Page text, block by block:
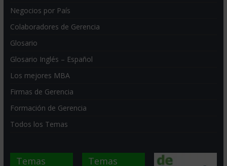
Negocios por País
Colaboradores de Gerencia
Glosario
Glosario Inglés – Español
Los mejores MBA
Firmas de Gerencia
Formación de Gerencia
Todos los Temas
Temas
Temas